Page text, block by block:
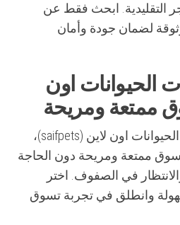
التقليدية. ابحث فقط عن
لضمان جودة وأمان
اون
ممتعة ومريحة
بفضل تسوق مستلزمات الحيوانات اون لاين (saifpets)،
ممتعة ومريحة دون الحاجة
في الصفوف. اختر
وانطلق في تجربة تسوق